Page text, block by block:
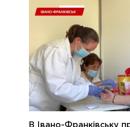
В Івано-Франківську